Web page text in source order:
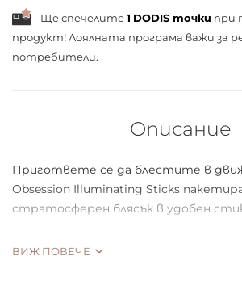
Ще спечелите1 DODIS точки при
продукт! Лоялната програма важи за
потребители.
Описание
Пригответе се да блестите в
Obsession Illuminating Sticks
стратосферен блясък в удобен
Нанесете и смесете този
ВИЖ ПОВЕЧЕ